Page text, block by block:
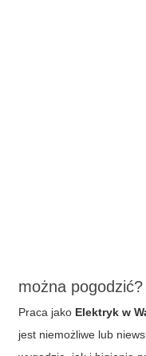
można pogodzić?
Praca jako Elektryk w
jest niemożliwe lub